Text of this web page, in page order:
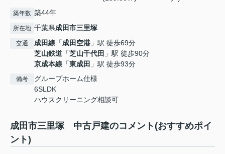
築年数 築44年
所在地 千葉県成田市三里塚
交通 成田線 「成田空港 」駅 徒歩69分
芝山鉄道 「芝山千代田 」駅 徒歩90分
京成本線 「東成田 」駅 徒歩93分
備考
グループホーム仕様
6SLDK
ハウスクリーニング相談可
成田市三里塚 中古戸建のコメント(おすすめポイ
ント)